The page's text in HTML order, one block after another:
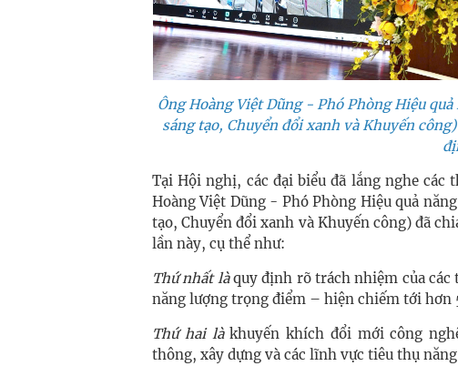
Ông Hoàng Việt Dũng - Phó Phòng Hiệu
sáng tạo, Chuyển đổi xanh và Khuyến
Tại Hội nghị, các đại biểu đã lắng nghe
Hoàng Việt Dũng - Phó Phòng Hiệu quả
tạo, Chuyển đổi xanh và Khuyến công) đã
lần này, cụ thể như:
Thứ nhất làquy định rõ trách nhiệm của các
năng lượng trọng điểm – hiện chiếm tới hơn
Thứ hai làkhuyến khích đổi mới công
thông, xây dựng và các lĩnh vực tiêu thụ